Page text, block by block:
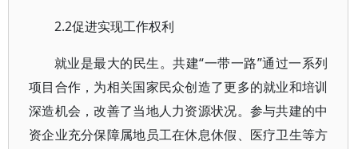
2.2促进实现工作权利
就业是最大的民生。共建“一带一路”通过一系列
项目合作，为相关国家民众创造了更多的就业和培训
深造机会，改善了当地人力资源状况。参与共建的中
资企业充分保障属地员工在休息休假、医疗卫生等方